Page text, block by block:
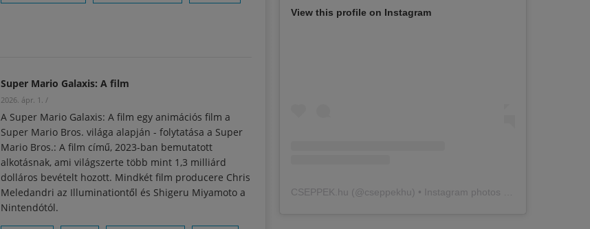
Super Mario Galaxis: A film
2026. ápr. 1. /
A Super Mario Galaxis: A film egy animációs film a
Super Mario Bros. világa alapján - folytatása a Super
Mario Bros.: A film című, 2023-ban bemutatott
alkotásnak, ami világszerte több mint 1,3 milliárd
dolláros bevételt hozott. Mindkét film producere Chris
Meledandri az Illuminationtől és Shigeru Miyamoto a
Nintendótól.
View this profile on Instagram
CSEPPEK.hu (@cseppekhu ) • Instagram photos and videos